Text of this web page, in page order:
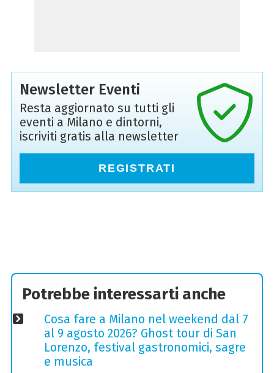
Newsletter Eventi
Resta aggiornato su tutti gli
eventi a Milano e dintorni,
iscriviti gratis alla newsletter
REGISTRATI
Potrebbe interessarti anche
Cosa fare a Milano nel weekend dal 7
al 9 agosto 2026? Ghost tour di San
Lorenzo, festival gastronomici, sagre
e musica